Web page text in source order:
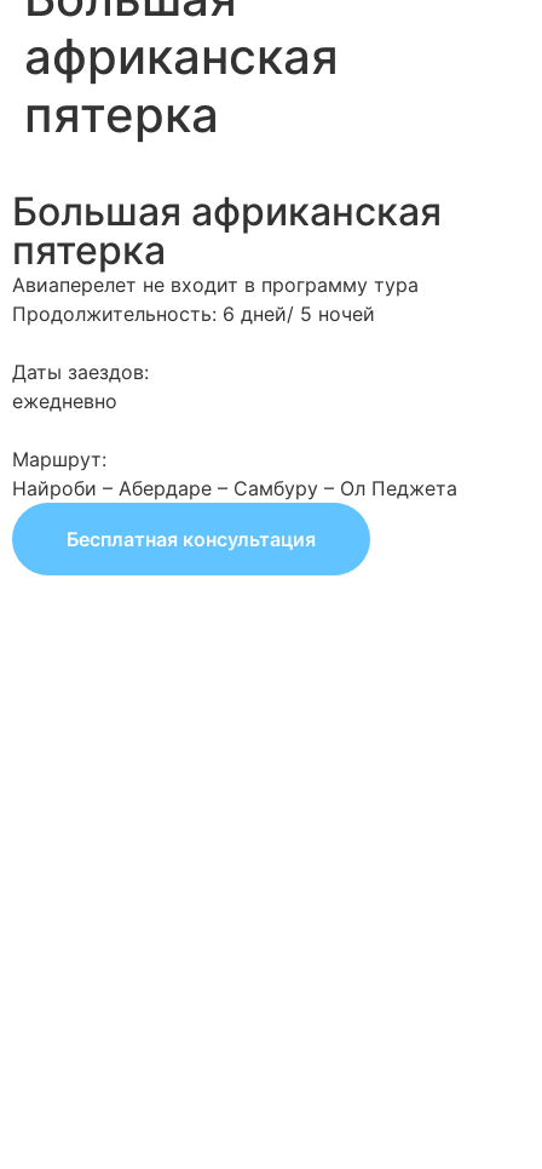
африканская
пятерка
Большая африканская
пятерка
Авиаперелет не входит в программу тура
Продолжительность: 6 дней/ 5 ночей
Даты заездов:
ежедневно
Маршрут:
Найроби – Абердаре – Самбуру – Ол Педжета
Бесплатная консультация